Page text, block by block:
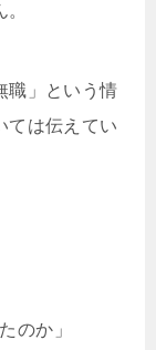
職」という情
ては伝えてい
のか」